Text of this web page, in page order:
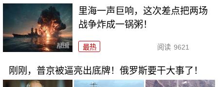
里海一声巨响，这次差点把两场
战争炸成一锅粥！
最热 阅读 9621
刚刚，普京被逼亮出底牌！俄罗斯要干大事了！